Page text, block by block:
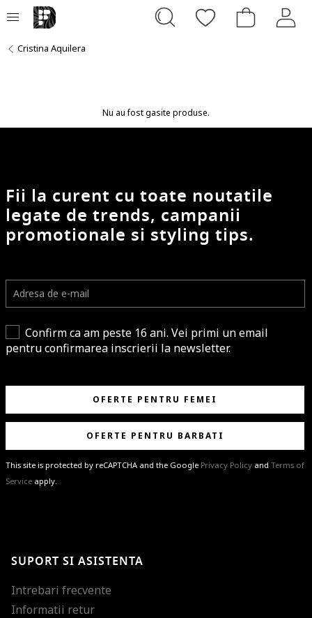
Cristina Aquilera
Nu au fost gasite produse.
Fii la curent cu toate noutatile
legate de trends, campanii
promotionale si styling tips.
Confirm ca am peste 16 ani. Vei primi un email
pentru confirmarea inscrierii la newsletter.
OFERTE PENTRU FEMEI
OFERTE PENTRU BARBATI
This site is protected by reCAPTCHA and the Google Privacy Policy and Terms of
Service apply.
ultimele tendinte in moda!
SUPORT SI ASISTENTA
Intrebari frecvente
Informatii retur